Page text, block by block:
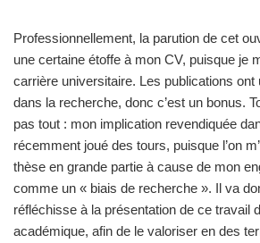
Professionnellement, la parution de cet
une certaine étoffe à mon CV, puisque je
carrière universitaire. Les publications ont
dans la recherche, donc c’est un bonus.
pas tout : mon implication revendiquée
récemment joué des tours, puisque l’on
thèse en grande partie à cause de mon
comme un « biais de recherche ». Il va
réfléchisse à la présentation de ce travail
académique, afin de le valoriser en des